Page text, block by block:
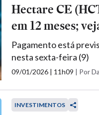
Hectare CE
em 12 meses;
Pagamento está
nesta sexta-feira (9)
09/01/2026 | 11h09 | Por
INVESTIMENTOS